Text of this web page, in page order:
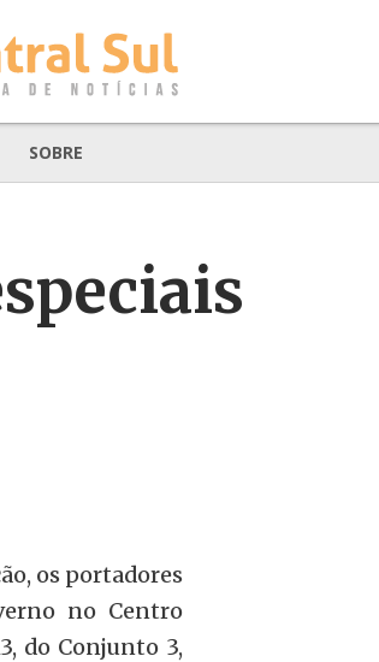
SOBRE
os portadores
no Centro
do Conjunto 3,